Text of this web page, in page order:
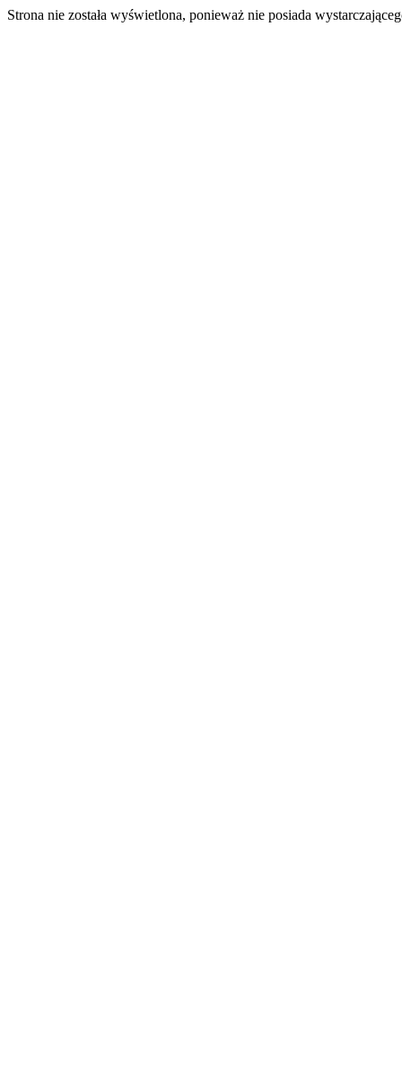
Strona nie została wyświetlona, ponieważ nie posiada